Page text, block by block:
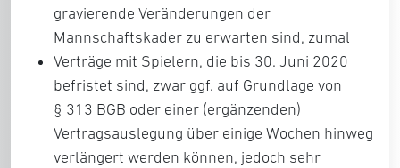
gravierende Veränderungen der
Mannschaftskader zu erwarten sind, zumal
Verträge mit Spielern, die bis 30. Juni 2020
befristet sind, zwar ggf. auf Grundlage von
§ 313 BGB oder einer (ergänzenden)
Vertragsauslegung über einige Wochen hinweg
verlängert werden können, jedoch sehr